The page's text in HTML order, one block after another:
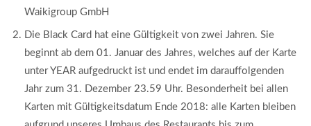
Waikigroup GmbH
Die Black Card hat eine Gültigkeit von zwei Jahren. Sie
beginnt ab dem 01. Januar des Jahres, welches auf der Karte
unter YEAR aufgedruckt ist und endet im darauffolgenden
Jahr zum 31. Dezember 23.59 Uhr. Besonderheit bei allen
Karten mit Gültigkeitsdatum Ende 2018: alle Karten bleiben